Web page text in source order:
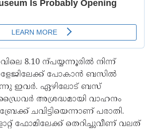
8.10 ന്പയ്യന്നൂരിൽ നിന്ന്
പോകാൻ ബസിൽ
ഇവർ. ഏഴിലോട് ബസ്
അശ്രദ്ധമായി വാഹനം
ബ്രേക്ക് ചവിട്ടിയെന്നാണ് പരാതി.
ഫോമിലേക്ക് തെറിച്ചുവീണ് വലത്